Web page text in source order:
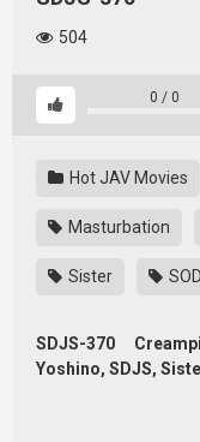
504
0 / 0
Hot JAV Movies
Masturbation
Sister
SDJS-370
Yoshino, SDJS,